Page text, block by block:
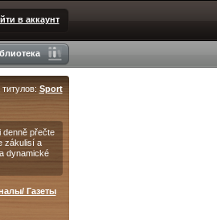
в аккаунт
Sport
přečte
zákulisí a
dynamické
Газеты